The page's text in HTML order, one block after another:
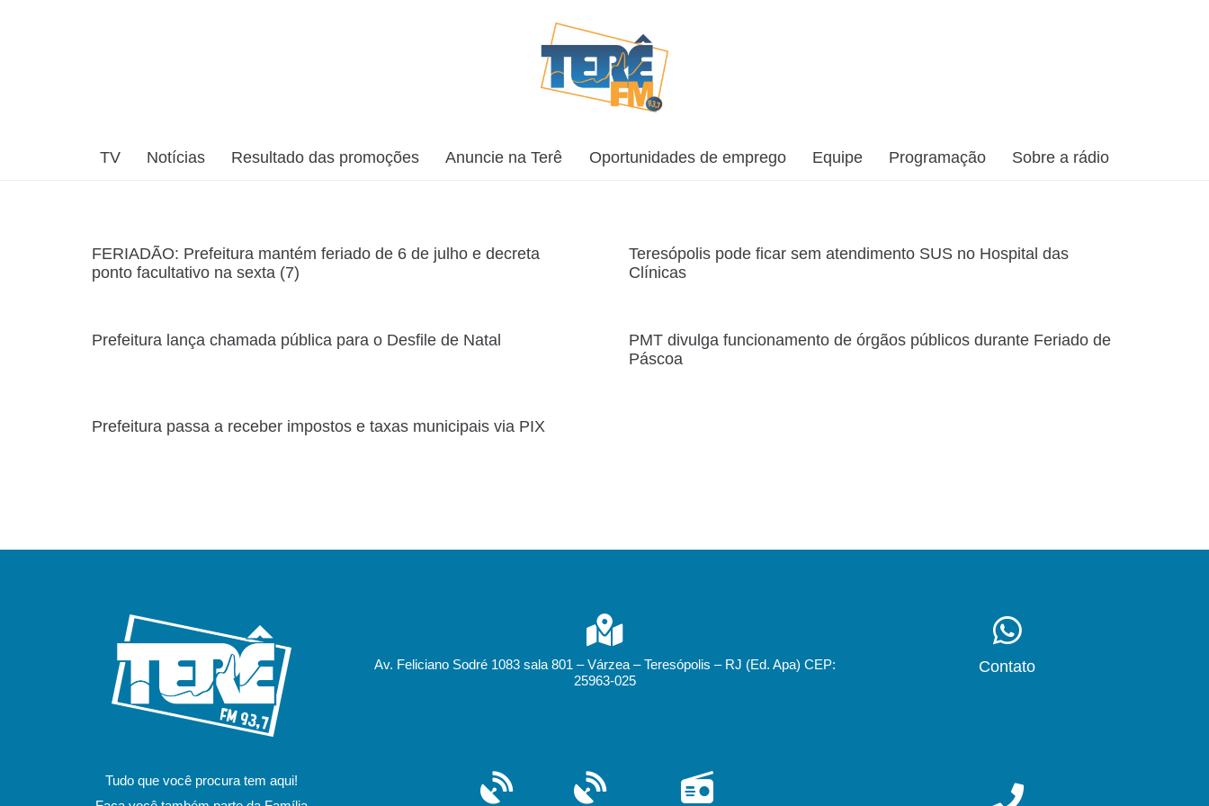
TV Notícias Resultado das promoções Anuncie na Terê Oportunidades de emprego Equipe Programação Sobre a rádio
FERIADÃO: Prefeitura mantém feriado de 6 de julho e decreta
ponto facultativo na sexta (7)
Teresópolis pode ficar sem atendimento SUS no Hospital das
Clínicas
Prefeitura lança chamada pública para o Desfile de Natal
PMT divulga funcionamento de órgãos públicos durante Feriado de
Páscoa
Prefeitura passa a receber impostos e taxas municipais via PIX
Tudo que você procura tem aqui!
Av. Feliciano Sodré 1083 sala 801 – Várzea – Teresópolis – RJ (Ed. Apa) CEP:
25963-025
Contato